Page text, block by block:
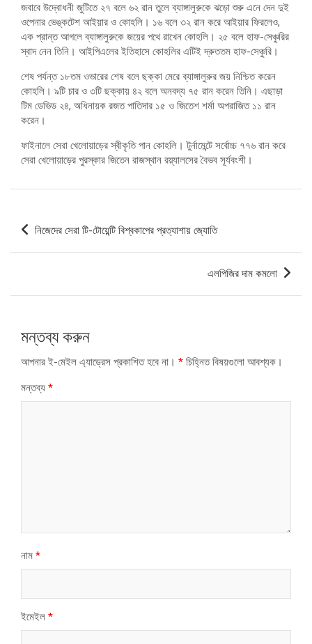
জবাবে উদ্বোধনী জুটিতে ২৭ বলে ৬২ রান তুলে ব্যাঙ্গালুরুকে ঝড়ো শুরু এনে দেন দুই
ওপেনার ভেঙ্কটেশ আইয়ার ও কোহলি। ১৬ বলে ৩২ রান করে আইয়ার ফিরলেও,
এক প্রান্ত আগলে ব্যাঙ্গালুরুকে জয়ের পথে রাখেন কোহলি। ২৫ বলে হাফ-সেঞ্চুরির
স্বাদ নেন তিনি। আইপিএলের ইতিহাসে কোহলির এটিই দ্রুততম হাফ-সেঞ্চুরি।
শেষ পর্যন্ত ১৮তম ওভারের শেষ বলে ছক্কা মেরে ব্যাঙ্গালুরুর জয় নিশ্চিত করেন
কোহলি। ৯টি চার ও ৩টি ছক্কায় ৪২ বলে অনবদ্য ৭৫ রান করেন তিনি। এছাড়া
টিম ডেভিড ২৪, অধিনায়ক রজত পাতিদার ১৫ ও জিতেশ শর্মা অপরাজিত ১১ রান
করেন।
ফাইনালে সেরা খেলোয়াড়ের স্বীকৃতি পান কোহলি। টুর্নামেন্টে সর্বোচ্চ ৭৭৬ রান করে
সেরা খেলোয়াড়ের পুরস্কার জিতেন রাজস্থান রয়্যালসের বৈভব সূর্যবংশী।
পোস্ট
নিজেদের সেরা টি-টোয়েন্টি বিশ্বকাপের প্রত্যাশায় জ্যোতি
এলপিজির দাম কমলো
মন্তব্য করুন
আপনার ই-মেইল এ্যাড্রেস প্রকাশিত হবে না। * চিহ্নিত বিষয়গুলো আবশ্যক।
মন্তব্য *
নাম *
ইমেইল *